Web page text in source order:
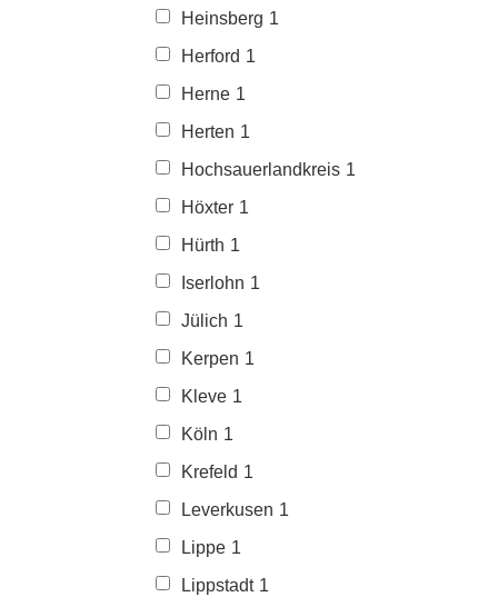
Heinsberg 1
Herford 1
Herne 1
Herten 1
Hochsauerlandkreis 1
Höxter 1
Hürth 1
Iserlohn 1
Jülich 1
Kerpen 1
Kleve 1
Köln 1
Krefeld 1
Leverkusen 1
Lippe 1
Lippstadt 1